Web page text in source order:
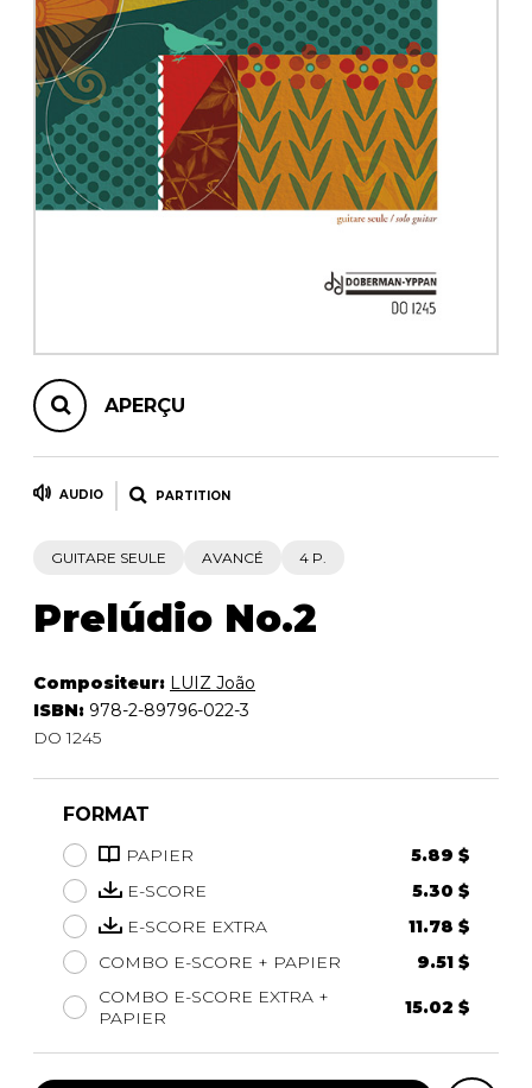
AUTRES PRODUITS
APERÇU
AUDIO PARTITION
GUITARE SEULE AVANCÉ 4 P.
Prelúdio No.2
Compositeur: LUIZ João
ISBN: 978-2-89796-022-3
DO 1245
FORMAT
PAPIER
5.89 $
E-SCORE
5.30 $
E-SCORE EXTRA
11.78 $
COMBO E-SCORE + PAPIER
9.51 $
COMBO E-SCORE EXTRA +
PAPIER
15.02 $